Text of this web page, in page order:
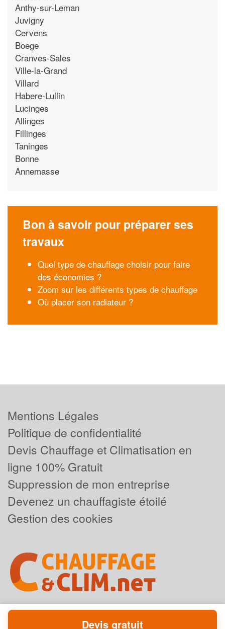
Anthy-sur-Leman
Juvigny
Cervens
Boege
Cranves-Sales
Ville-la-Grand
Villard
Habere-Lullin
Lucinges
Allinges
Fillinges
Taninges
Bonne
Annemasse
Bon à savoir pour préparer ses
travaux
Quel type de chauffage choisir pour faire
des économies ?
Zoom sur les différents types de chauffage
Où placer son radiateur ?
Mentions Légales
Politique de confidentialité
Devis Chauffage et Climatisation en
ligne 100% Gratuit
Suppression de mon entreprise
Devenez un chauffagiste étoilé
Gestion des cookies
Devis gratuit